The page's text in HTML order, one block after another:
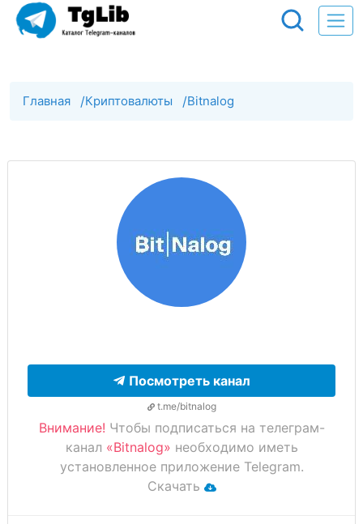
Главная /Криптовалюты /Bitnalog
Посмотреть канал
t.me/bitnalog
Внимание! Чтобы подписаться на телеграм-
канал «Bitnalog» необходимо иметь
установленное приложение Telegram.
Скачать